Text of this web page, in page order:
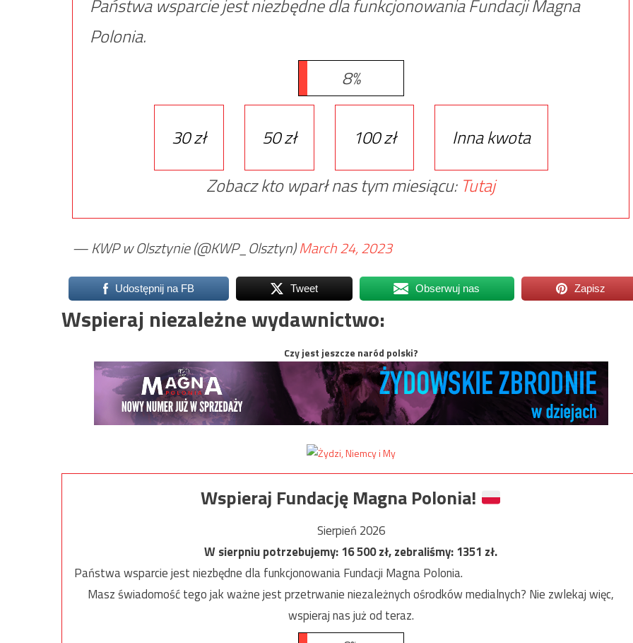
Państwa wsparcie jest niezbędne dla funkcjonowania Fundacji Magna
Polonia.
8%
30 zł 50 zł 100 zł
Inna kwota
Zobacz kto wparł nas tym miesiącu: Tutaj
— KWP w Olsztynie (@KWP_Olsztyn)March 24, 2023
Udostępnij na FB Tweet Obserwuj nas Zapisz
Wspieraj niezależne wydawnictwo:
Czy jest jeszcze naród polski?
Wspieraj Fundację Magna Polonia!
Sierpień 2026
W sierpniu potrzebujemy:16 500zł, zebraliśmy:1351 zł.
Państwa wsparcie jest niezbędne dla funkcjonowania Fundacji Magna Polonia.
Masz świadomość tego jak ważne jest przetrwanie niezależnych ośrodków medialnych? Nie zwlekaj więc,
wspieraj nas już od teraz.